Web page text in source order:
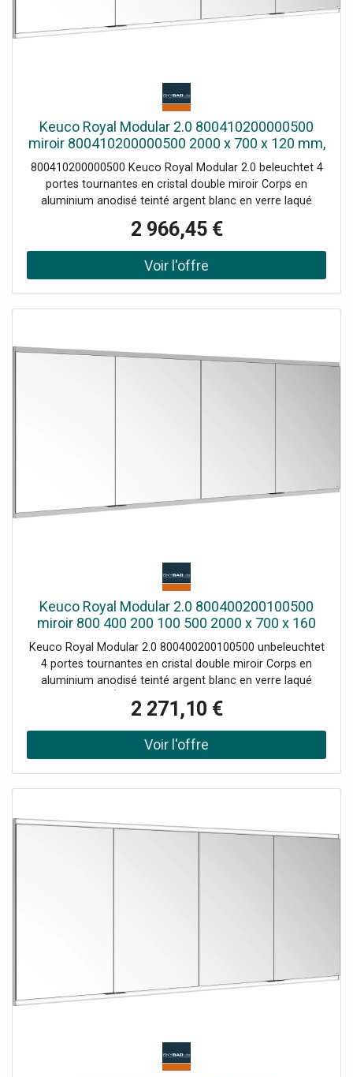
Keuco Royal Modular 2.0 800410200000500
miroir 800410200000500 2000 x 700 x 120 mm,
2 Prise , 2 doubles points de charge USB, mur
encastré, 4 portes
800410200000500 Keuco Royal Modular 2.0 beleuchtet 4
portes tournantes en cristal double miroir Corps en
aluminium anodisé teinté argent blanc en verre laqué
2700 Kelvin (blanc chaud) à 6500 Kelvin (lumière du jour)
L'éclairage supérieur et inférieur peut être atténué et
allumé / éteint séparément et en continu LED 58 W (durée
de vie > 30000 heures) Ampoules non interchangeables
2 966,45 €
Keuco Royal Modular 2.0 800400200100500
miroir 800 400 200 100 500 2000 x 700 x 160
mm, 2 Prise , 2 doubles points de charge USB,
mur encastré, 4 portes
Keuco Royal Modular 2.0 800400200100500 unbeleuchtet
4 portes tournantes en cristal double miroir Corps en
aluminium anodisé teinté argent blanc en verre laqué
x pour une hauteur de meuble de 700 mm / 8 x pour une
hauteur de meuble de 900 mm
2 271,10 €